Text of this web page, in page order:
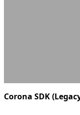
Corona SDK